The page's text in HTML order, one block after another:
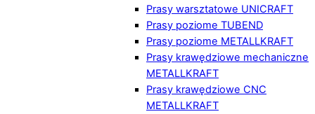
Prasy warsztatowe UNICRAFT
Prasy poziome TUBEND
Prasy poziome METALLKRAFT
Prasy krawędziowe mechaniczne
METALLKRAFT
Prasy krawędziowe CNC
METALLKRAFT